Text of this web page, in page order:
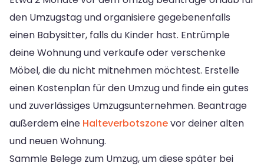
den Umzugstag und organisiere gegebenenfalls
einen Babysitter, falls du Kinder hast. Entrümple
deine Wohnung und verkaufe oder verschenke
Möbel, die du nicht mitnehmen möchtest. Erstelle
einen Kostenplan für den Umzug und finde ein gutes
und zuverlässiges Umzugsunternehmen. Beantrage
außerdem eine Halteverbotszonevor deiner alten
und neuen Wohnung.
Sammle Belege zum Umzug, um diese später bei